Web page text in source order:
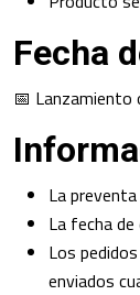
Fecha
📅
La
La fecha
Los
enviados